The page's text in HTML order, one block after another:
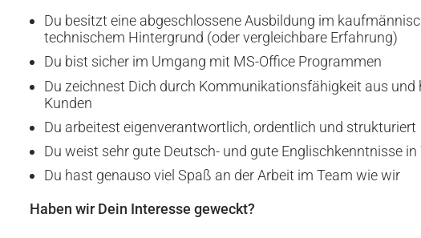
Du besitzt eine abgeschlossene Ausbildung im
technischem Hintergrund (oder vergleichbare Erfahrung)
Du bist sicher im Umgang mit MS-Office Programmen
Du zeichnest Dich durch Kommunikationsfähigkeit aus
Kunden
Du arbeitest eigenverantwortlich, ordentlich und strukturiert
Du weist sehr gute Deutsch- und gute Englischkenntnisse
Du hast genauso viel Spaß an der Arbeit im Team wie wir
Haben wir Dein Interesse geweckt?